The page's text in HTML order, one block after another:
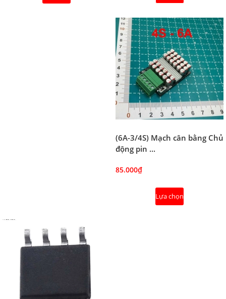
(6A-3/4S) Mạch cân bằng Chủ
động pin ...
85.000₫
Lựa chọn